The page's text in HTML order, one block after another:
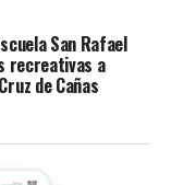
San Rafael
recreativas a
de Cañas